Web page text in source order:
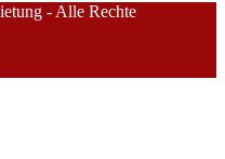
- Alle Rechte